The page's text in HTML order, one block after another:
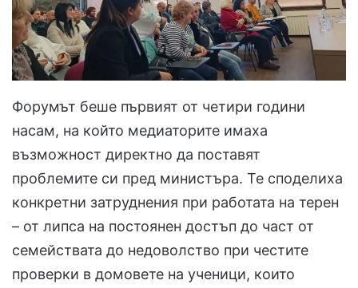
Форумът беше първият от четири години
насам, на който медиаторите имаха
възможност директно да поставят
проблемите си пред министъра. Те споделиха
конкретни затруднения при работата на терен
– от липса на постоянен достъп до част от
семействата до недоволство при честите
проверки в домовете на ученици, които